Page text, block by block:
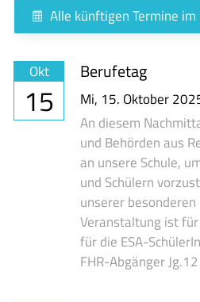
Alle künftigen Termine
Okt
15
Berufetag
Mi, 15. Oktober
An diesem
und Behörden aus
an unsere Schule,
und Schülern
unserer
Veranstaltung ist
für die ESA-
FHR-Abgänger